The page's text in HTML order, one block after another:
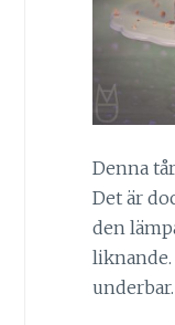
Denna
Det är
den
liknande.